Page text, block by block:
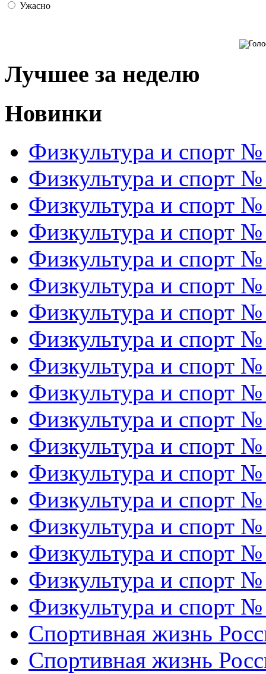
Ужасно
Лучшее за неделю
Новинки
Физкультура и спорт
Физкультура и спорт
Физкультура и спорт
Физкультура и спорт
Физкультура и спорт
Физкультура и спорт
Физкультура и спорт
Физкультура и спорт
Физкультура и спорт
Физкультура и спорт
Физкультура и спорт
Физкультура и спорт
Физкультура и спорт
Физкультура и спорт
Физкультура и спорт
Физкультура и спорт
Физкультура и спорт
Физкультура и спорт
Спортивная жизнь
Спортивная жизнь